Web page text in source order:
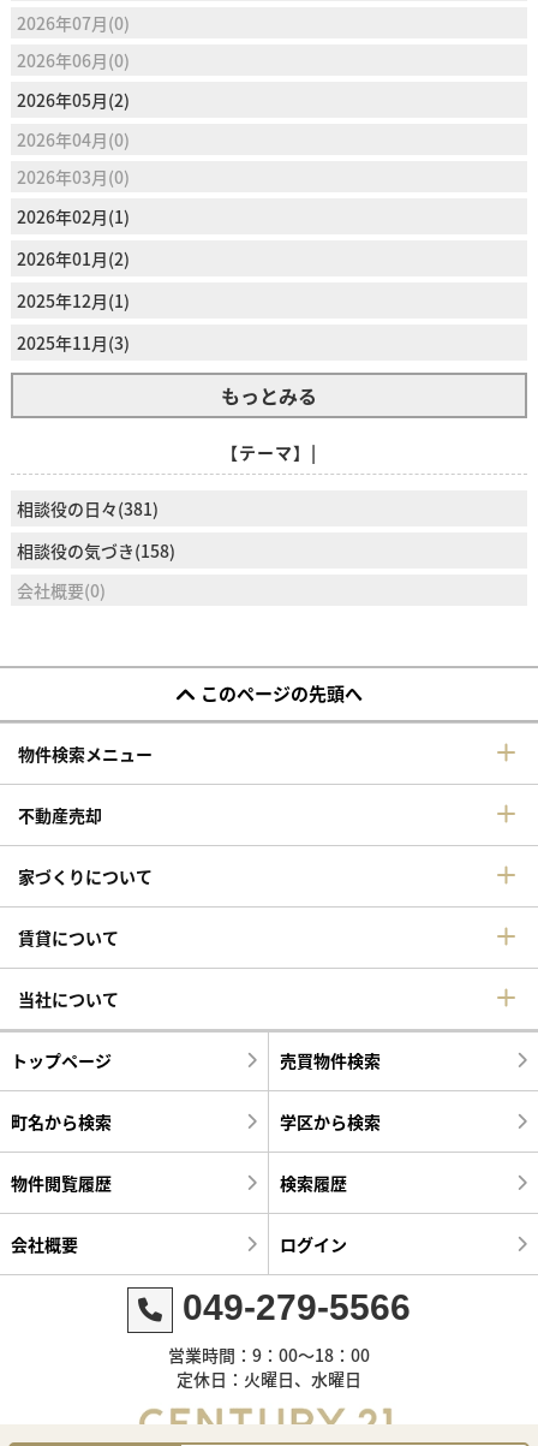
2026年07月(0)
2026年06月(0)
2026年05月(2)
2026年04月(0)
2026年03月(0)
2026年02月(1)
2026年01月(2)
2025年12月(1)
2025年11月(3)
もっとみる
【テーマ】|
相談役の日々(381)
相談役の気づき(158)
会社概要(0)
このページの先頭へ
物件検索メニュー
不動産売却
家づくりについて
賃貸について
当社について
トップページ 売買物件検索
町名から検索 学区から検索
物件閲覧履歴 検索履歴
会社概要 ログイン
049-279-5566
営業時間：9：00～18：00
定休日：火曜日、水曜日